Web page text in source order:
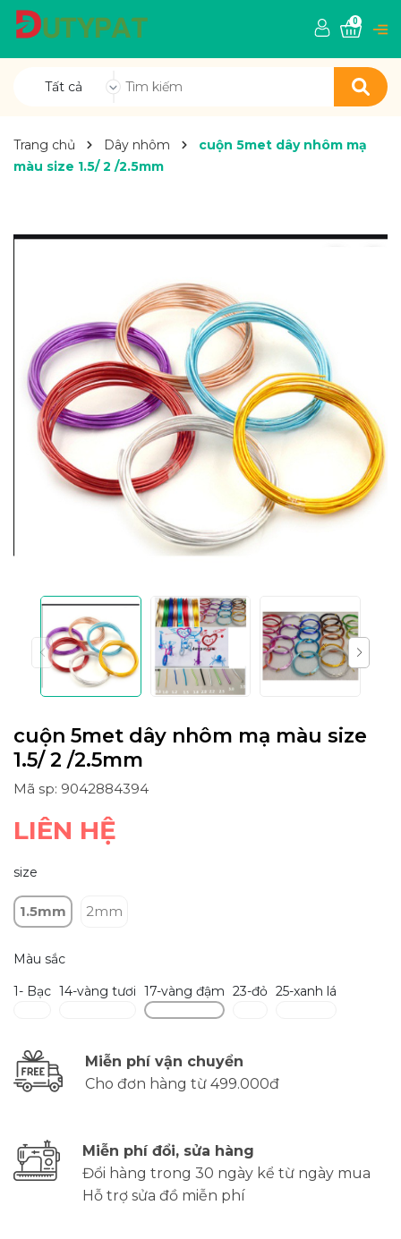
Tất cả
0
Trang chủ Dây nhôm
cuộn 5met dây nhôm mạ
màu size 1.5/ 2 /2.5mm
cuộn 5met dây nhôm mạ màu size
1.5/ 2 /2.5mm
Mã sp: 9042884394
LIÊN HỆ
size
1.5mm 2mm
Màu sắc
1- Bạc 14-vàng tươi 17-vàng đậm 23-đỏ 25-xanh lá
Miễn phí vận chuyển
Cho đơn hàng từ 499.000đ
Miễn phí đổi, sửa hàng
Đổi hàng trong 30 ngày kể từ ngày mua
Hỗ trợ sửa đồ miễn phí